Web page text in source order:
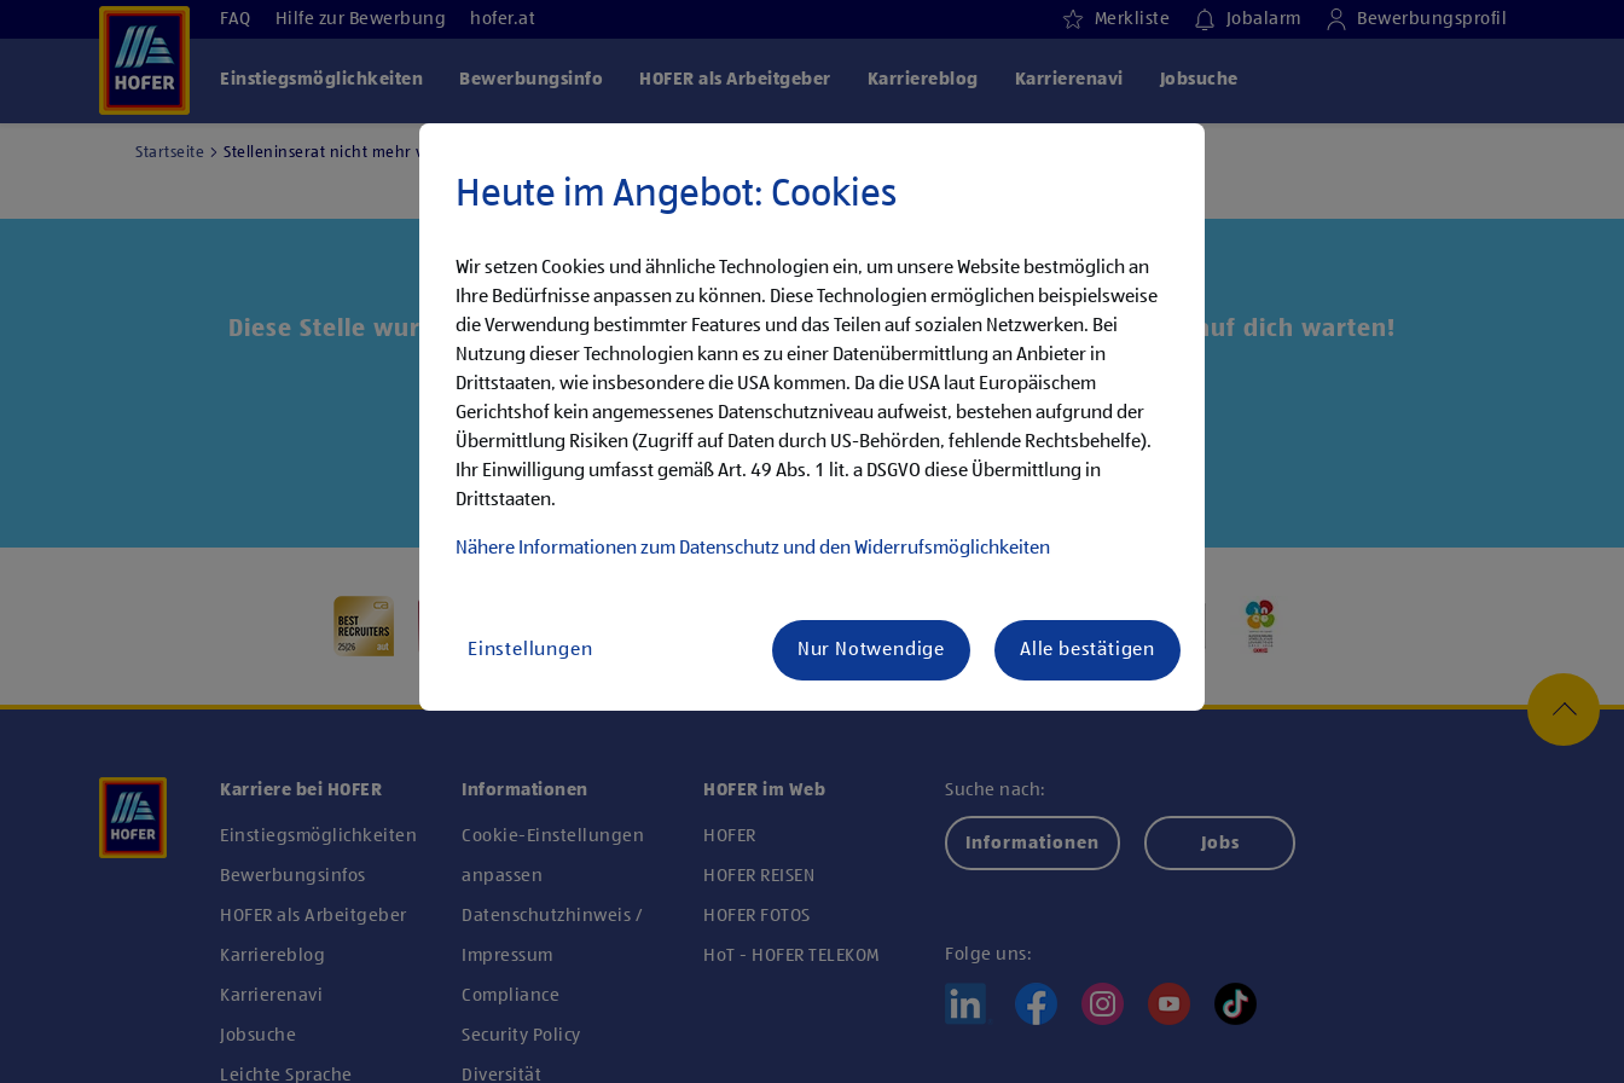
FAQ Hilfe zur Bewerbung hofer.at Merkliste Jobalarm Bewerbungsprofil
Einstiegsmöglichkeiten Bewerbungsinfo HOFER als Arbeitgeber Karriereblog Karrierenavi Jobsuche
Startseite Stelleninserat nicht mehr verfügbar
Diese Stelle wurde leider bereits besetzt, aber wir haben noch weitere Jobs, die auf dich warten!
Danke für dein Interesse!
Entdecke unsere offenen Jobs oder abonniere deinen persönlichen Jobalarm:
Jobsuche Jobalarm
Karriere bei HOFER
Einstiegsmöglichkeiten
Bewerbungsinfos
HOFER als Arbeitgeber
Karriereblog
Karrierenavi
Jobsuche
Leichte Sprache
Informationen
Cookie-Einstellungen
anpassen
Datenschutzhinweis /
Impressum
Compliance
Security Policy
Diversität
HOFER im Web
HOFER
HOFER REISEN
HOFER FOTOS
HoT - HOFER TELEKOM
Suche nach:
Informationen Jobs
Folge uns:
Heute im Angebot: Cookies
Wir setzen Cookies und ähnliche Technologien ein, um unsere Website bestmöglich an
Ihre Bedürfnisse anpassen zu können. Diese Technologien ermöglichen beispielsweise
die Verwendung bestimmter Features und das Teilen auf sozialen Netzwerken. Bei
Nutzung dieser Technologien kann es zu einer Datenübermittlung an Anbieter in
Drittstaaten, wie insbesondere die USA kommen. Da die USA laut Europäischem
Gerichtshof kein angemessenes Datenschutzniveau aufweist, bestehen aufgrund der
Übermittlung Risiken (Zugriff auf Daten durch US-Behörden, fehlende Rechtsbehelfe).
Ihr Einwilligung umfasst gemäß Art. 49 Abs. 1 lit. a DSGVO diese Übermittlung in
Drittstaaten.
Nähere Informationen zum Datenschutz und den Widerrufsmöglichkeiten
Einstellungen Nur Notwendige Alle bestätigen